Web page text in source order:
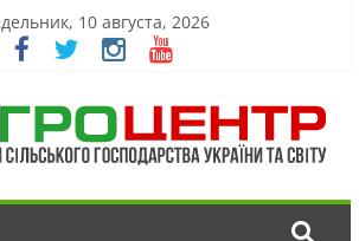
10 августа, 2026